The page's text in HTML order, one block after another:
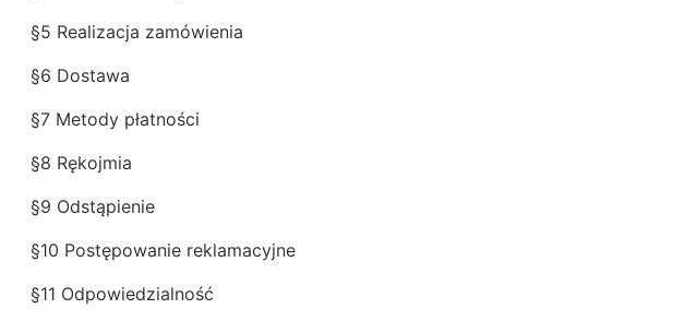
§5 Realizacja zamówienia
§6 Dostawa
§7 Metody płatności
§8 Rękojmia
§9 Odstąpienie
§10 Postępowanie reklamacyjne
§11 Odpowiedzialność